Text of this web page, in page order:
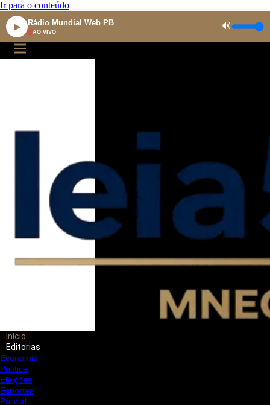
Ir para o conteúdo
▶ Rádio Mundial Web PB
AO VIVO
🔊
Início
Editorias
Economia
Política
Eleições
Esportes
Policial